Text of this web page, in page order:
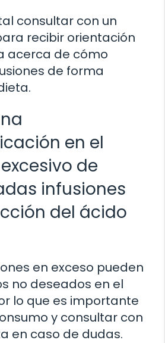
consultar con un
recibir orientación
acerca de cómo
de forma
en el
de
infusiones
del ácido
en exceso pueden
no deseados en el
lo que es importante
y consultar con
en caso de dudas.